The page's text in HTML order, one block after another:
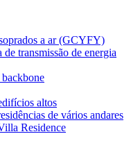
a ar (GCYFY)
transmissão de energia
backbone
altos
de vários andares
Residence